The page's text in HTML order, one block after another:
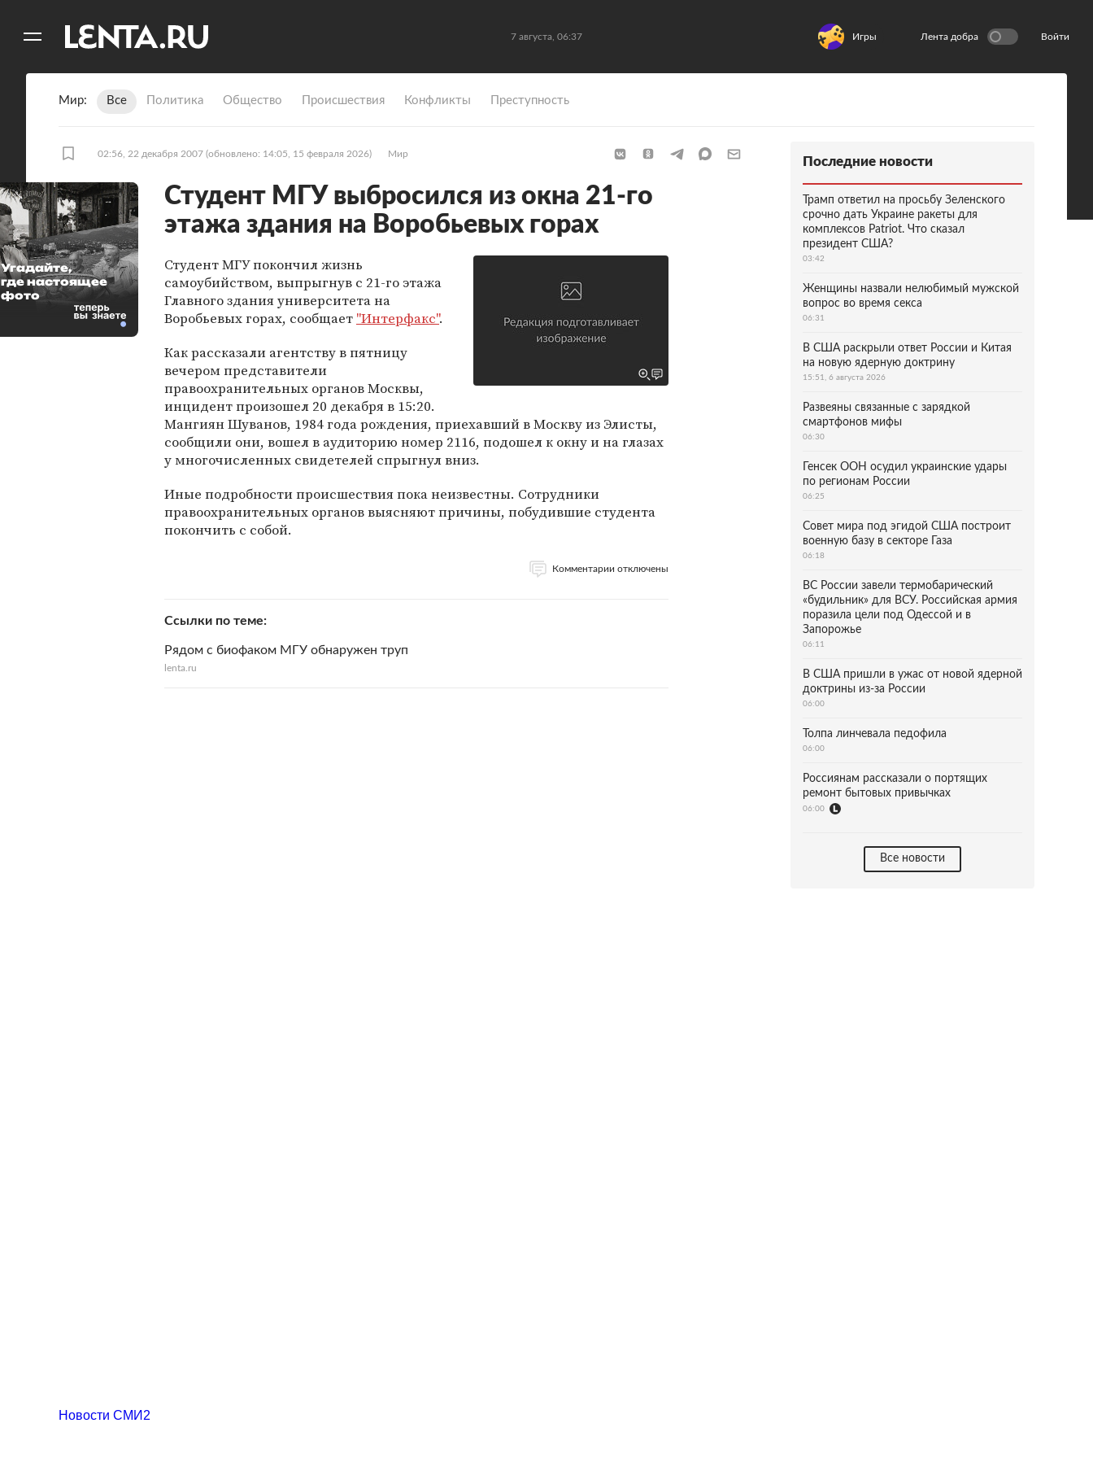
7 августа, 06:37 Игры Лента добра Войти
Мир Все Политика Общество Происшествия Конфликты Преступность
02:56, 22 декабря 2007 (обновлено: 14:05, 15 февраля 2026) Мир
Студент МГУ выбросился из окна 21-го
этажа здания на Воробьевых горах
Студент МГУ покончил жизнь
самоубийством, выпрыгнув с 21-го этажа
Главного здания университета на
Воробьевых горах, сообщает "Интерфакс".
Как рассказали агентству в пятницу
вечером представители
правоохранительных органов Москвы,
инцидент произошел 20 декабря в 15:20.
Мангиян Шуванов, 1984 года рождения, приехавший в Москву из Элисты,
сообщили они, вошел в аудиторию номер 2116, подошел к окну и на глазах
у многочисленных свидетелей спрыгнул вниз.
Иные подробности происшествия пока неизвестны. Сотрудники
правоохранительных органов выясняют причины, побудившие студента
покончить с собой.
Комментарии отключены
Ссылки по теме
Рядом с биофаком МГУ обнаружен труп
lenta.ru
Угадайте,
где настоящее
фото
Последние новости
Трамп ответил на просьбу Зеленского
срочно дать Украине ракеты для
комплексов Patriot. Что сказал
президент США?
03:42
Женщины назвали нелюбимый мужской
вопрос во время секса
06:31
В США раскрыли ответ России и Китая
на новую ядерную доктрину
15:51, 6 августа 2026
Развеяны связанные с зарядкой
смартфонов мифы
06:30
Генсек ООН осудил украинские удары
по регионам России
06:25
Совет мира под эгидой США построит
военную базу в секторе Газа
06:18
ВС России завели термобарический
«будильник» для ВСУ. Российская армия
поразила цели под Одессой и в
Запорожье
06:11
В США пришли в ужас от новой ядерной
доктрины из-за России
06:00
Толпа линчевала педофила
06:00
Россиянам рассказали о портящих
ремонт бытовых привычках
06:00
Все новости
Новости СМИ2